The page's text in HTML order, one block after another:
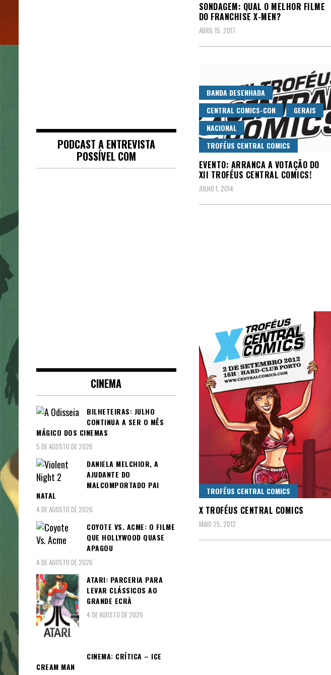
SONDAGEM: QUAL O MELHOR FILME
DO FRANCHISE X-MEN?
ABRIL 15, 2017
BANDA DESENHADA
CENTRAL COMICS-CON
GERAIS
NACIONAL
TROFÉUS CENTRAL COMICS
EVENTO: ARRANCA A VOTAÇÃO DO
XII TROFÉUS CENTRAL COMICS!
JULHO 1, 2014
TROFÉUS CENTRAL COMICS
X TROFÉUS CENTRAL COMICS
MAIO 25, 2012
PODCAST A ENTREVISTA
POSSÍVEL COM
CINEMA
BILHETEIRAS: JULHO
CONTINUA A SER O MÊS
MÁGICO DOS CINEMAS
5 DE AGOSTO DE 2026
DANIELA MELCHIOR, A
AJUDANTE DO
MALCOMPORTADO PAI
NATAL
4 DE AGOSTO DE 2026
COYOTE VS. ACME: O FILME
QUE HOLLYWOOD QUASE
APAGOU
4 DE AGOSTO DE 2026
ATARI: PARCERIA PARA
LEVAR CLÁSSICOS AO
GRANDE ECRÃ
4 DE AGOSTO DE 2026
CINEMA: CRÍTICA – ICE
CREAM MAN